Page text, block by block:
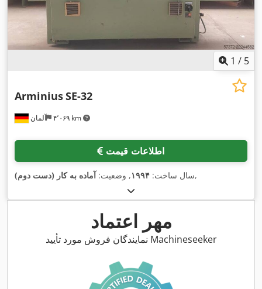
1 / 5
آلمان ۴٬۰۶۹ km
ArminiusSE-32
اطلاعات قیمت
سال ساخت: ۱۹۹۴, وضعیت:آماده به کار (دست دوم) ,
مهر اعتماد
نمایندگان فروش مورد تأیید Machineseeker